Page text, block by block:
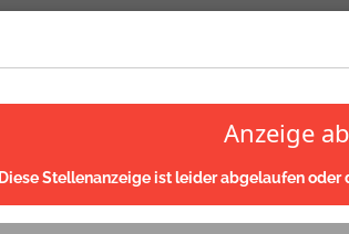
Anzeige
Diese Stellenanzeige ist leider abgelaufen